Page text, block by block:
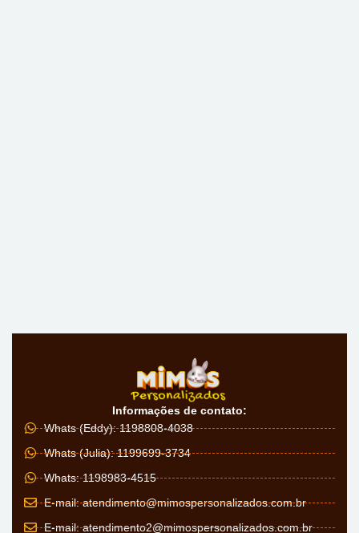
Informações de contato:
Whats (Eddy): 1198808-4038
Whats (Julia): 1199699-3734
Whats: 1198983-4515
E-mail:atendimento@mimospersonalizados.com.br
E-mail:atendimento2@mimospersonalizados.com.br